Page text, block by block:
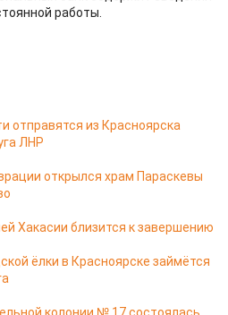
работы.
отправятся из Красноярска
ЛНР
открылся храм Параскевы
Хакасии близится к завершению
ёлки в Красноярске займётся